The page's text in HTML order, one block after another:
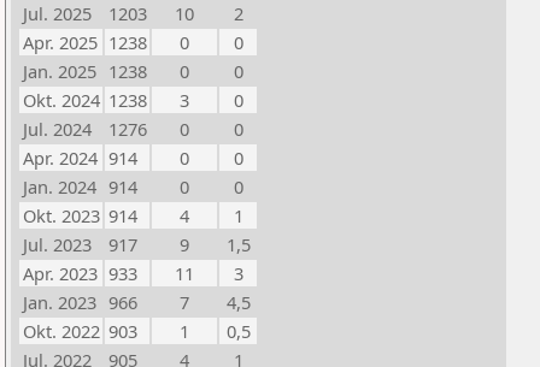
Jul. 2025
1203 10
2
Apr. 2025 1238 0
0
Jan. 2025 1238 0
0
Okt. 2024 1238 3
0
Jul. 2024
1276 0
0
Apr. 2024 914 0
0
Jan. 2024 914 0
0
Okt. 2023 914 4
1
Jul. 2023
917 9
1,5
Apr. 2023 933 11
3
Jan. 2023 966 7
4,5
Okt. 2022 903 1
0,5
Jul. 2022
905 4
1